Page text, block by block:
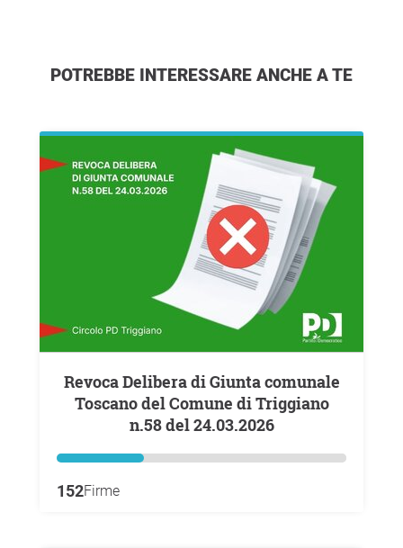
POTREBBE INTERESSARE ANCHE A TE
Revoca Delibera di Giunta comunale
Toscano del Comune di Triggiano
n.58 del 24.03.2026
152Firme